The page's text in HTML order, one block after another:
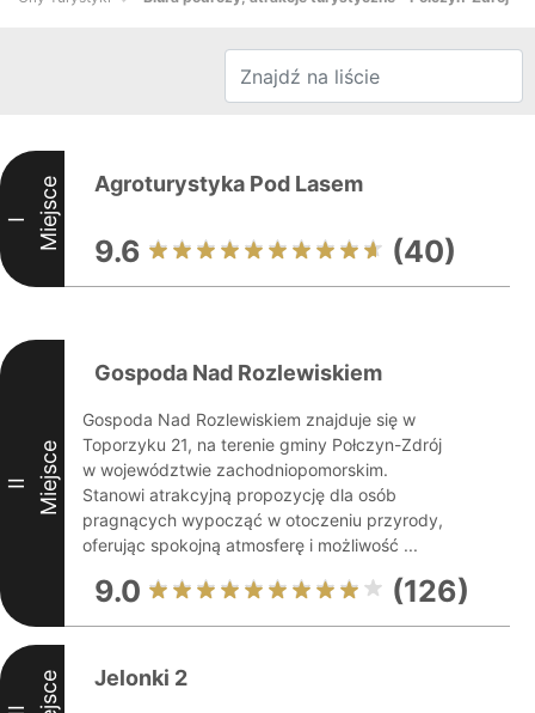
I Miejsce Agroturystyka Pod Lasem
9.6 (40)
II Miejsce
Gospoda Nad Rozlewiskiem
Gospoda Nad Rozlewiskiem znajduje się w
Toporzyku 21, na terenie gminy Połczyn-Zdrój
w województwie zachodniopomorskim.
Stanowi atrakcyjną propozycję dla osób
pragnących wypocząć w otoczeniu przyrody,
oferując spokojną atmosferę i możliwość ...
9.0 (126)
Jelonki 2